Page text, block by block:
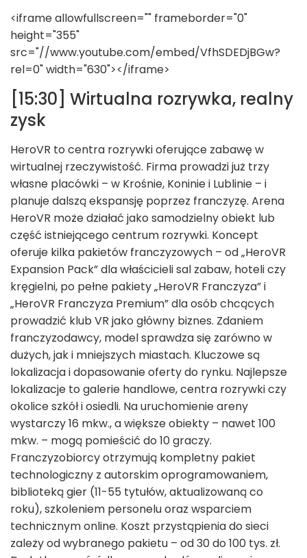
<iframe allowfullscreen="" frameborder="0"
height="355"
src="//www.youtube.com/embed/VfhSDEDjBGw?
rel=0" width="630"></iframe>
[15:30] Wirtualna rozrywka, realny
zysk
HeroVR to centra rozrywki oferujące zabawę w
wirtualnej rzeczywistość. Firma prowadzi już trzy
własne placówki – w Krośnie, Koninie i Lublinie – i
planuje dalszą ekspansję poprzez franczyzę. Arena
HeroVR może działać jako samodzielny obiekt lub
część istniejącego centrum rozrywki. Koncept
oferuje kilka pakietów franczyzowych – od „HeroVR
Expansion Pack” dla właścicieli sal zabaw, hoteli czy
kręgielni, po pełne pakiety „HeroVR Franczyza” i
„HeroVR Franczyza Premium” dla osób chcących
prowadzić klub VR jako główny biznes. Zdaniem
franczyzodawcy, model sprawdza się zarówno w
dużych, jak i mniejszych miastach. Kluczowe są
lokalizacja i dopasowanie oferty do rynku. Najlepsze
lokalizacje to galerie handlowe, centra rozrywki czy
okolice szkół i osiedli. Na uruchomienie areny
wystarczy 16 mkw., a większe obiekty – nawet 100
mkw. – mogą pomieścić do 10 graczy.
Franczyzobiorcy otrzymują kompletny pakiet
technologiczny z autorskim oprogramowaniem,
biblioteką gier (11-55 tytułów, aktualizowaną co
roku), szkoleniem personelu oraz wsparciem
technicznym online. Koszt przystąpienia do sieci
zależy od wybranego pakietu – od 30 do 100 tys. zł.